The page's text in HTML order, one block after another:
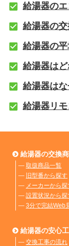
給湯器の
給湯器の
給湯器の
給湯器は
給湯器は
給湯器リ
給湯器の交換
― 取扱商品一覧
― 旧型番から探す
― メーカーから探
― 設置状況から探
― 3分で完結Web
給湯器の安心
― 交換工事の流れ